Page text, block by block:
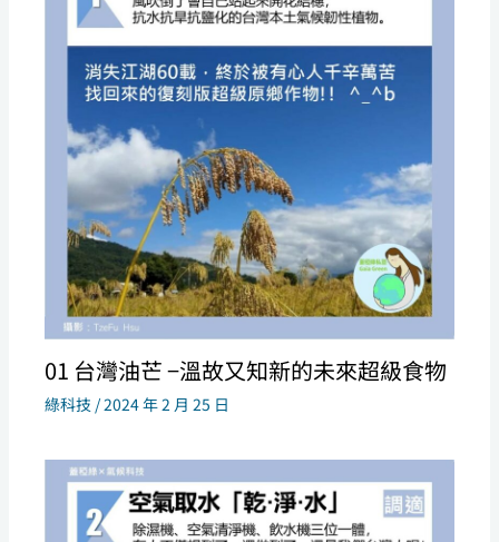
01 台灣油芒 −溫故又知新的未來超級食物
綠科技 /2024 年 2 月 25 日